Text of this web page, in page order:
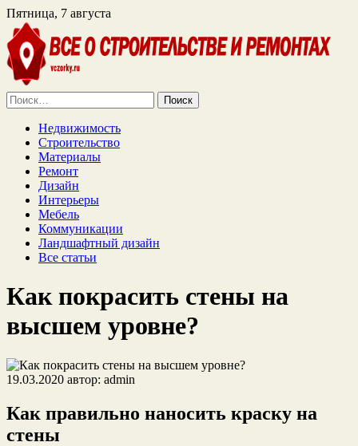
Пятница, 7 августа
Найти:
Недвижимость
Строительство
Материалы
Ремонт
Дизайн
Интерьеры
Мебель
Коммуникации
Ландшафтный дизайн
Все статьи
Как покрасить стены на
высшем уровне?
19.03.2020 автор: admin
Как правильно наносить краску на
стены